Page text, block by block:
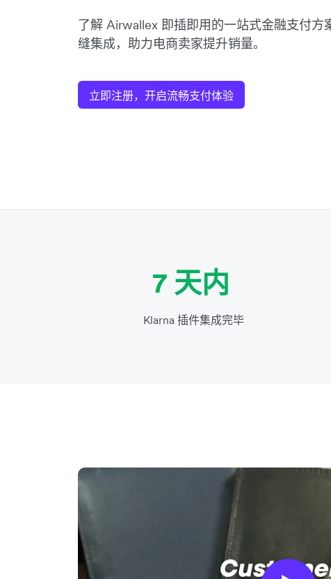
了解 Airwallex 即插即用的一站式金融支付方
缝集成，助力电商卖家提升销量。
立即注册，开启流畅支付体验
7 天内
Klarna 插件集成完毕